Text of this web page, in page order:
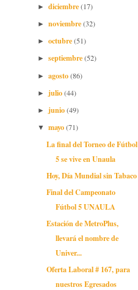
► diciembre(17)
► noviembre(32)
► octubre(51)
► septiembre(52)
► agosto(86)
► julio(44)
► junio(49)
▼ mayo(71)
La final del Torneo de Fútbol
5 se vive en Unaula
Hoy, Día Mundial sin Tabaco
Final del Campeonato
Fútbol 5 UNAULA
Estación de MetroPlus,
llevará el nombre de
Univer...
Oferta Laboral # 167, para
nuestros Egresados